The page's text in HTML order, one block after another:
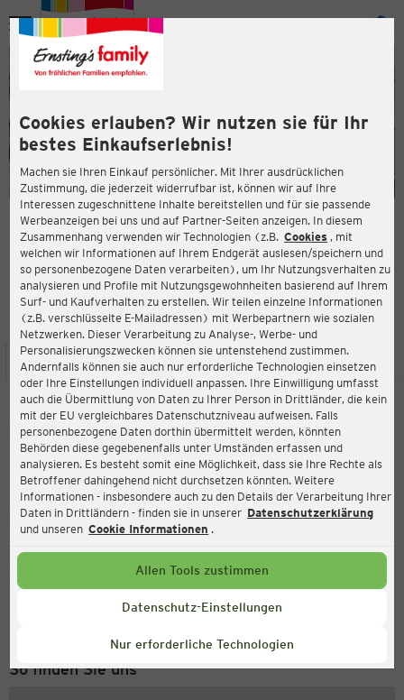
Cookies erlauben? Wir nutzen sie für Ihr
bestes Einkaufserlebnis!
Machen sie Ihren Einkauf persönlicher. Mit Ihrer ausdrücklichen
Zustimmung, die jederzeit widerrufbar ist, können wir auf Ihre
Interessen zugeschnittene Inhalte bereitstellen und für sie passende
Werbeanzeigen bei uns und auf Partner-Seiten anzeigen. In diesem
Zusammenhang verwenden wir Technologien (z.B. Cookies , mit
welchen wir Informationen auf Ihrem Endgerät auslesen/speichern und
so personenbezogene Daten verarbeiten), um Ihr Nutzungsverhalten zu
analysieren und Profile mit Nutzungsgewohnheiten basierend auf Ihrem
Surf- und Kaufverhalten zu erstellen. Wir teilen einzelne Informationen
(z.B. verschlüsselte E-Mailadressen) mit Werbepartnern wie sozialen
Netzwerken. Dieser Verarbeitung zu Analyse-, Werbe- und
Personalisierungszwecken können sie untenstehend zustimmen.
Andernfalls können sie auch nur erforderliche Technologien einsetzen
oder Ihre Einstellungen individuell anpassen. Ihre Einwilligung umfasst
auch die Übermittlung von Daten zu Ihrer Person in Drittländer, die kein
mit der EU vergleichbares Datenschutzniveau aufweisen. Falls
personenbezogene Daten dorthin übermittelt werden, könnten
Behörden diese gegebenenfalls unter Umständen erfassen und
analysieren. Es besteht somit eine Möglichkeit, dass sie Ihre Rechte als
Betroffener dahingehend nicht durchsetzen könnten. Weitere
Informationen - insbesondere auch zu den Details der Verarbeitung Ihrer
Daten in Drittländern - finden sie in unserer Datenschutzerklärung
und unseren Cookie Informationen .
Allen Tools zustimmen
Datenschutz-Einstellungen
Nur erforderliche Technologien
Menü
ERNSTING'S FAMILY FILIALE
Vennehof 2
46325 Borken
3,2
Bewertung:
STANDORT SERVICES SORTIMENT AKTIONEN
Ernsting's family
Vennehof 2, 46325 Borken
Aktuell:
Geschlossen
Service Hotline
+43 (0) 1 2675 502
So finden Sie uns